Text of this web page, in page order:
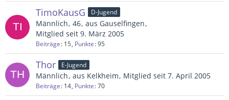
TimoKausG D-Jugend
Männlich 46 aus Gauselfingen
Mitglied seit 9. März 2005
Beiträge 15 Punkte 95
Thor E-Jugend
Männlich aus Kelkheim Mitglied seit 7. April 2005
Beiträge 14 Punkte 70